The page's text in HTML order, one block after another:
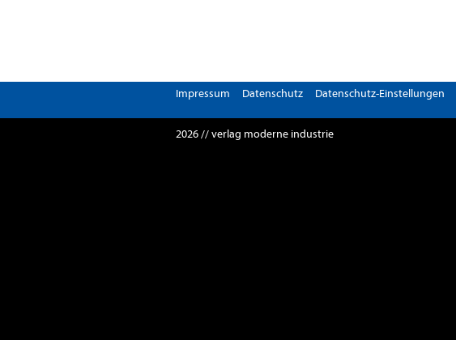
Impressum Datenschutz Datenschutz-Einstellungen
2026 // verlag moderne industrie